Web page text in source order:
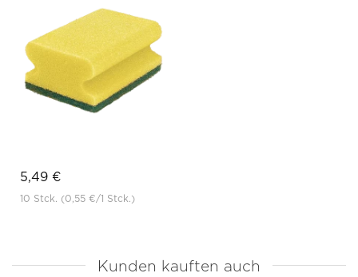
5,49 €
10 Stck. (0,55 €/1 Stck.)
Kunden kauften auch